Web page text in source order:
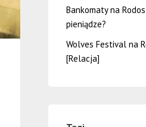
Bankomaty na
pieniądze?
Wolves Festival na
[Relacja]